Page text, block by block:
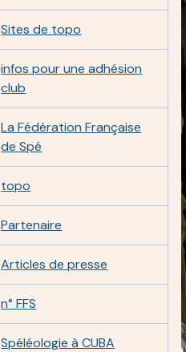
Sites de topo
infos pour une adhésion
club
La Fédération Française
de Spé
topo
Partenaire
Articles de presse
n° FFS
Spéléologie à CUBA